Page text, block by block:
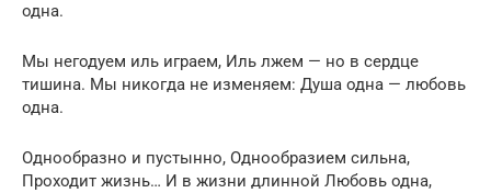
одна.
Мы негодуем иль играем, Иль лжем — но в сердце
тишина. Мы никогда не изменяем: Душа одна — любовь
одна.
Однообразно и пустынно, Однообразием сильна,
Проходит жизнь… И в жизни длинной Любовь одна,